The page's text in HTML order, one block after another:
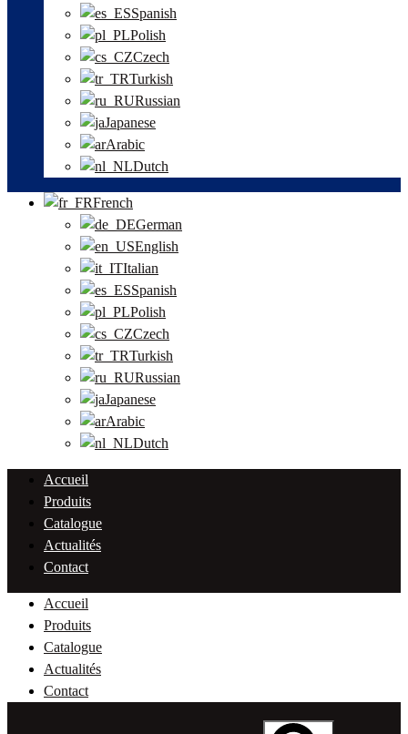
Spanish
Polish
Czech
Turkish
Russian
Japanese
Arabic
Dutch
French
German
English
Italian
Spanish
Polish
Czech
Turkish
Russian
Japanese
Arabic
Dutch
Accueil
Produits
Catalogue
Actualités
Contact
Accueil
Produits
Catalogue
Actualités
Contact